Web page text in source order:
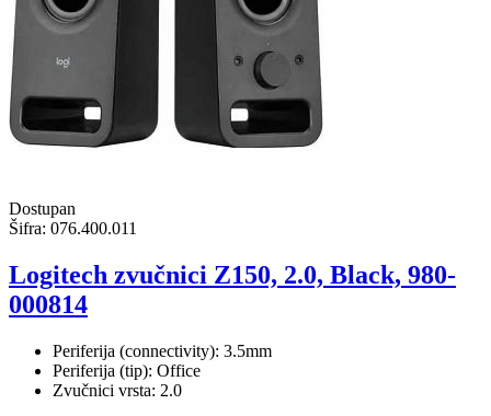
Dostupan
Šifra: 076.400.011
Logitech zvučnici Z150, 2.0, Black, 980-
000814
Periferija (connectivity): 3.5mm
Periferija (tip): Office
Zvučnici vrsta: 2.0